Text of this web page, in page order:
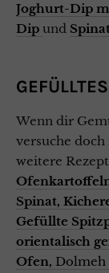
Joghurt-Dip
Dip und
Wenn dir
versuche
weitere
Spinat,
Gefüllte
orientalisch
Ofen, Dolmeh